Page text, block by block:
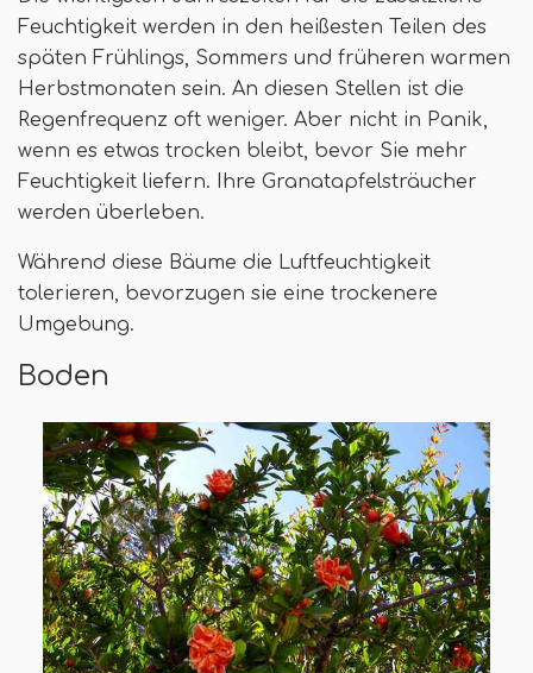
Feuchtigkeit werden in den heißesten Teilen des
späten Frühlings, Sommers und früheren warmen
Herbstmonaten sein. An diesen Stellen ist die
Regenfrequenz oft weniger. Aber nicht in Panik,
wenn es etwas trocken bleibt, bevor Sie mehr
Feuchtigkeit liefern. Ihre Granatapfelsträucher
werden überleben.
Während diese Bäume die Luftfeuchtigkeit
tolerieren, bevorzugen sie eine trockenere
Umgebung.
Boden